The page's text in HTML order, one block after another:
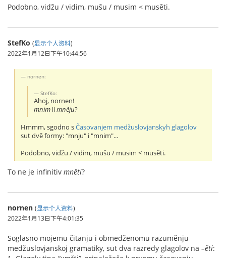
Podobno, vidžu / vidim, mušu / musim < musěti.
StefKo (显示个人资料)
2022年1月12日下午10:44:56
nornen:
StefKo:
Ahoj, nornen!
mnim limněju?
Hmmm, sgodno sČasovanjem medžuslovjanskyh glagolov
sut dvě formy: "mnju" i "mnim"...
Podobno, vidžu / vidim, mušu / musim < musěti.
To ne je infinitiv mněti?
nornen (显示个人资料)
2022年1月13日下午4:01:35
Soglasno mojemu čitanju i obmedženomu razuměnju
medžuslovjanskoj gramatiky, sut dva razredy glagolov na –ěti: